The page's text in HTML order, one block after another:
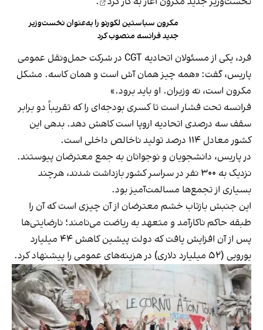
مکرون سباستین لکورنو را به‌عنوان نخست‌وزیر
جدید فرانسه منصوب کرد
فرد، یکی از مسئولان اتحادیه CGT در شرکت حمل‌ونقل عمومی
پاریس، گفت: «همه چیز همان آش است و همان کاسه. مشکل
مکرون است، نه وزیران. او باید برود.»
فرانسه تحت فشار است تا کسری بودجه‌ای را که تقریباً دو برابر
سقف سه درصدی اتحادیه اروپا است کاهش دهد. بدهی این
کشور معادل ۱۱۴ درصد تولید ناخالص داخلی است.
در پاریس، دانشجویان و نوجوانان به جمع معترضان پیوستند.
نزدیک به ۳۰۰ نفر در سراسر کشور بازداشت شدند، هرچند
بسیاری از تجمع‌ها مسالمت‌آمیز بود.
این جنبش بازتاب خشم معترضان از آن چیزی است که آن را
طبقه حاکم ناکارآمد و متعهد به ریاضت می‌نامند؛ نارضایتی‌ها
پس از آن افزایش یافت که دولت پیشین کاهش ۴۴ میلیارد
یورویی (۵۲ میلیارد دلاری) در هزینه‌های عمومی را پیشنهاد کرد.